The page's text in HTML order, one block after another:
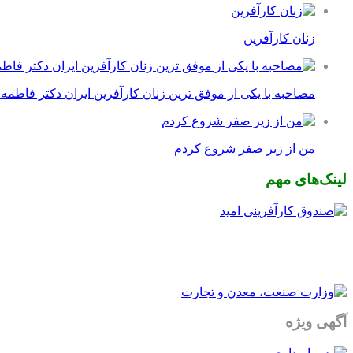
زنان کارآفرین
مصاحبه با یکی از موفق ترین زنان کارآفرین ایران دکتر
من از زیر صفر شروع کردم
لینک‌های مهم
آگهی ویژه